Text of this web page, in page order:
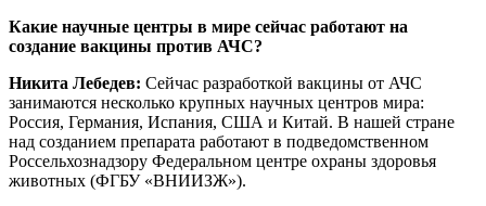
Какие научные центры в мире сейчас работают на
создание вакцины против АЧС?
Никита Лебедев: Сейчас разработкой вакцины от АЧС
занимаются несколько крупных научных центров мира:
Россия, Германия, Испания, США и Китай. В нашей стране
над созданием препарата работают в подведомственном
Россельхознадзору Федеральном центре охраны здоровья
животных (ФГБУ «ВНИИЗЖ»).